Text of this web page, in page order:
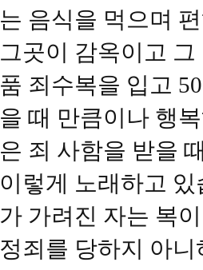
는 음식을 먹으며
그곳이 감옥이고
품 죄수복을 입고
을 때 만큼이나 행
은 죄 사함을 받을
이렇게 노래하고
가 가려진 자는 복
정죄를 당하지 아